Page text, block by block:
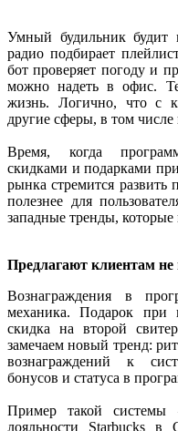
Умный будильник
радио подбирает
бот проверяет погоду и
можно надеть в офис.
жизнь. Логично, что с
другие сферы, в том
Время, когда
скидками и подарками
рынка стремится развить
полезнее для
западные тренды,
Предлагают клиентам не
Вознаграждения в
механика. Подарок
скидка на второй
замечаем новый тренд:
вознаграждений к
бонусов и статуса в
Пример такой системы
лояльности Starbucks